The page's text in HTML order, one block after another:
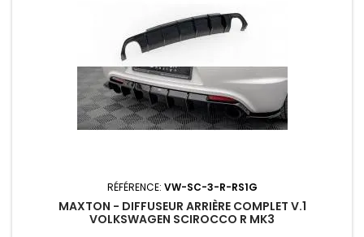
RÉFÉRENCE: VW-SC-3-R-RS1G
MAXTON - DIFFUSEUR ARRIÈRE COMPLET V.1
VOLKSWAGEN SCIROCCO R MK3